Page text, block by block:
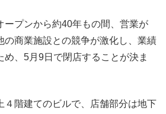
ープンから約40年もの間、営業が
の商業施設との競争が激化し、業績
め、5月9日で閉店することが決ま
４階建てのビルで、店舗部分は地下